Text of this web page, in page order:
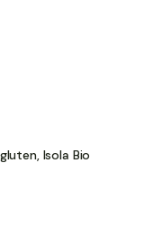
Isola Bio